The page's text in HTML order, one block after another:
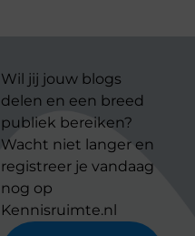
Wil jij jouw blogs
delen en een breed
publiek bereiken?
Wacht niet langer en
registreer je vandaag
nog op
Kennisruimte.nl